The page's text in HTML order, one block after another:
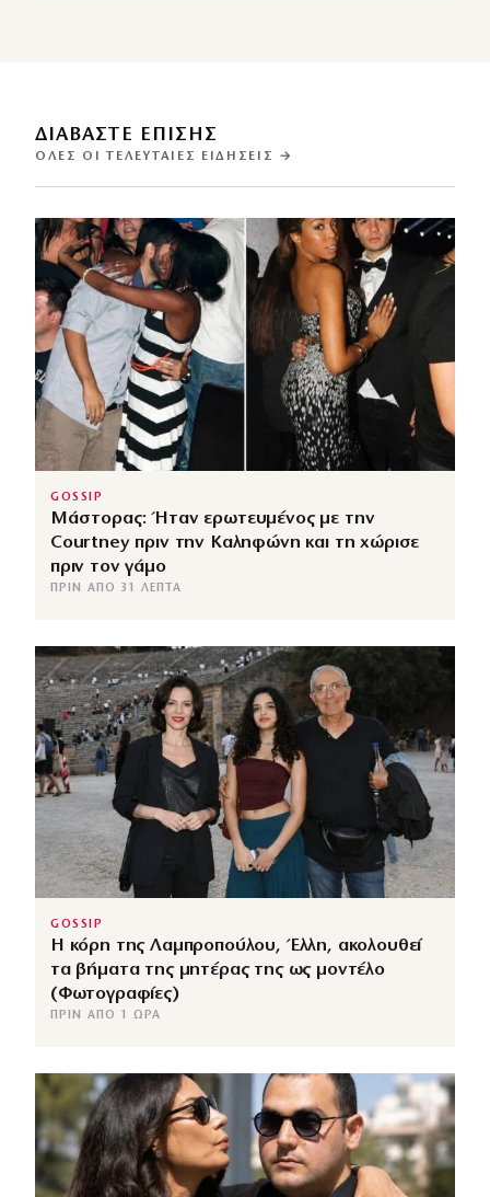
ΔΙΑΒΑΣΤΕ ΕΠΙΣΗΣ
ΌΛΕΣ ΟΙ ΤΕΛΕΥΤΑΊΕΣ ΕΙΔΉΣΕΙΣ →
GOSSIP
Μάστορας: Ήταν ερωτευμένος με την
Courtney πριν την Καληφώνη και τη χώρισε
πριν τον γάμο
ΠΡΙΝ ΑΠΌ 31 ΛΕΠΤΆ
GOSSIP
Η κόρη της Λαμπροπούλου, Έλλη, ακολουθεί
τα βήματα της μητέρας της ως μοντέλο
(Φωτογραφίες)
ΠΡΙΝ ΑΠΌ 1 ΏΡΑ